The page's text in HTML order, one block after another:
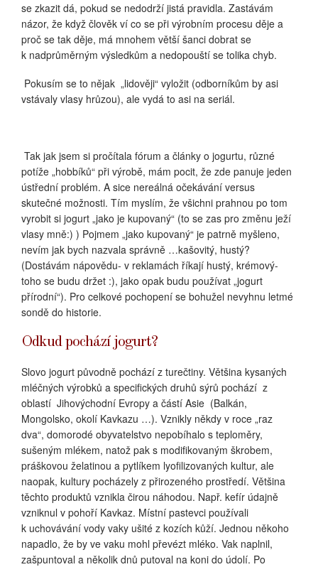
se zkazit dá, pokud se nedodrží jistá pravidla. Zastávám
názor, že když člověk ví co se při výrobním procesu děje a
proč se tak děje, má mnohem větší šanci dobrat se
k nadprůměrným výsledkům a nedopouští se tolika chyb.
Pokusím se to nějak „lidověji“ vyložit (odborníkům by asi
vstávaly vlasy hrůzou), ale vydá to asi na seriál.
Tak jak jsem si pročítala fórum a články o jogurtu, různé
potíže „hobbíků“ při výrobě, mám pocit, že zde panuje jeden
ústřední problém. A sice nereálná očekávání versus
skutečné možnosti. Tím myslím, že všichni prahnou po tom
vyrobit si jogurt „jako je kupovaný“ (to se zas pro změnu ježí
vlasy mně:) ) Pojmem „jako kupovaný“ je patrně myšleno,
nevím jak bych nazvala správně …kašovitý, hustý?
(Dostávám nápovědu- v reklamách říkají hustý, krémový-
toho se budu držet :), jako opak budu používat „jogurt
přírodní“). Pro celkové pochopení se bohužel nevyhnu letmé
sondě do historie.
Odkud pochází jogurt?
Slovo jogurt původně pochází z turečtiny. Většina kysaných
mléčných výrobků a specifických druhů sýrů pochází z
oblastí Jihovýchodní Evropy a částí Asie (Balkán,
Mongolsko, okolí Kavkazu …). Vznikly někdy v roce „raz
dva“, domorodé obyvatelstvo nepobíhalo s teploměry,
sušeným mlékem, natož pak s modifikovaným škrobem,
práškovou želatinou a pytlíkem lyofilizovaných kultur, ale
naopak, kultury pocházely z přirozeného prostředí. Většina
těchto produktů vznikla čirou náhodou. Např. kefír údajně
vzniknul v pohoří Kavkaz. Místní pastevci používali
k uchovávání vody vaky ušité z kozích kůží. Jednou někoho
napadlo, že by ve vaku mohl převézt mléko. Vak naplnil,
zašpuntoval a několik dnů putoval na koni do údolí. Po